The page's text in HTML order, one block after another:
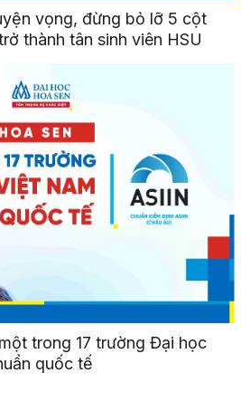
vọng, đừng bỏ lỡ 5 cột
thành tân sinh viên HSU
trong 17 trường Đại học
quốc tế